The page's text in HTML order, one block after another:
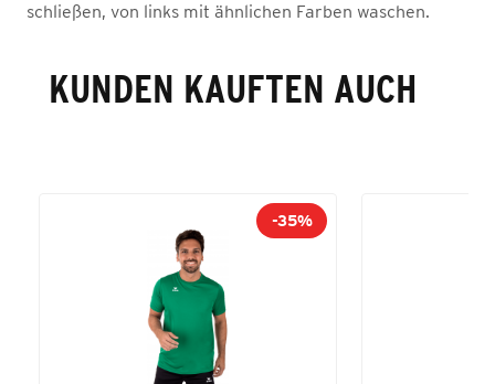
schließen, von links mit ähnlichen Farben waschen.
KUNDEN KAUFTEN AUCH
-35%